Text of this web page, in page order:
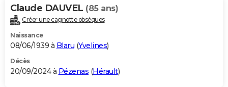
Bricolage
Lifestyle
Culture
Sport
Auto
Television
Voyage
Cinema
Claude DAUVEL (85 ans)
Créer une cagnotte obsèques
Naissance
08/06/1939 à Blaru (Yvelines)
Décès
20/09/2024 à Pézenas (Hérault)